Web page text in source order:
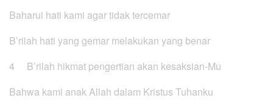
Baharui hati kami agar tidak tercemar
B’rilah hati yang gemar melakukan yang benar
4 B’rilah hikmat pengertian akan kesaksian-Mu
Bahwa kami anak Allah dalam Kristus Tuhanku